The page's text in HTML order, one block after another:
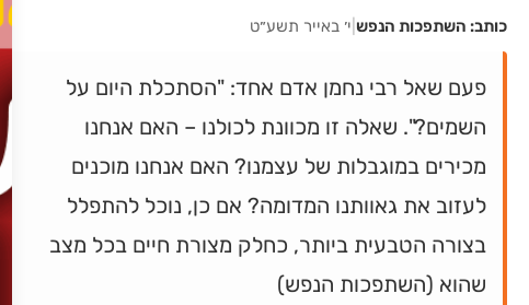
כותב: השתפכות הנפש י׳ באייר תשע״ט
פעם שאל רבי נחמן אדם אחד: "הסתכלת היום על
השמים?". שאלה זו מכוונת לכולנו – האם אנחנו
מכירים במוגבלות של עצמנו? האם אנחנו מוכנים
לעזוב את גאוותנו המדומה? אם כן, נוכל להתפלל
בצורה הטבעית ביותר, כחלק מצורת חיים בכל מצב
שהוא (השתפכות הנפש)